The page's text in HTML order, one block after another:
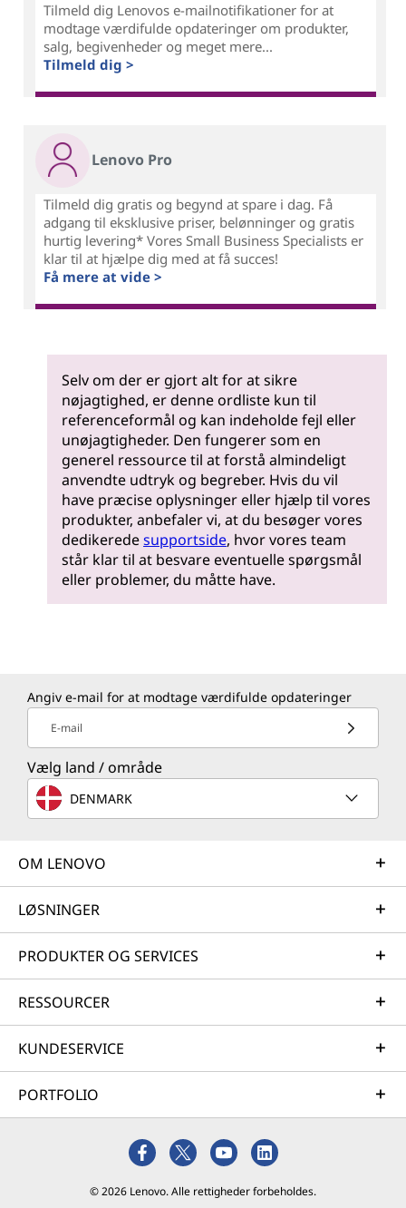
Tilmeld dig Lenovos e-mailnotifikationer for at
modtage værdifulde opdateringer om produkter,
salg, begivenheder og meget mere...
Tilmeld dig >
Lenovo Pro
Tilmeld dig gratis og begynd at spare i dag. Få
adgang til eksklusive priser, belønninger og gratis
hurtig levering* Vores Small Business Specialists er
klar til at hjælpe dig med at få succes!
Få mere at vide >
Selv om der er gjort alt for at sikre
nøjagtighed, er denne ordliste kun til
referenceformål og kan indeholde fejl eller
unøjagtigheder. Den fungerer som en
generel ressource til at forstå almindeligt
anvendte udtryk og begreber. Hvis du vil
have præcise oplysninger eller hjælp til vores
produkter, anbefaler vi, at du besøger vores
dedikeredesupportside, hvor vores team
står klar til at besvare eventuelle spørgsmål
eller problemer, du måtte have.
Angiv e-mail for at modtage værdifulde opdateringer
E-mail
Vælg land / område
DENMARK
OM LENOVO
LØSNINGER
PRODUKTER OG SERVICES
RESSOURCER
KUNDESERVICE
PORTFOLIO
© 2026 Lenovo. Alle rettigheder forbeholdes.